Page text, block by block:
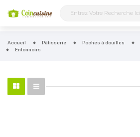
Accueil Pâtisserie Poches à douilles
Entonnoirs